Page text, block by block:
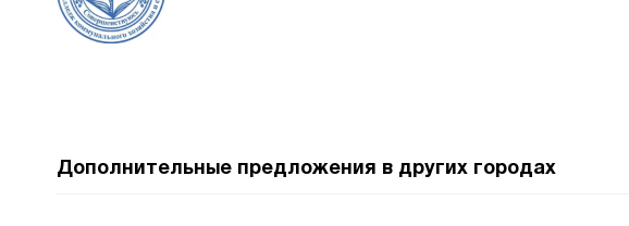
Дополнительные предложения в других городах